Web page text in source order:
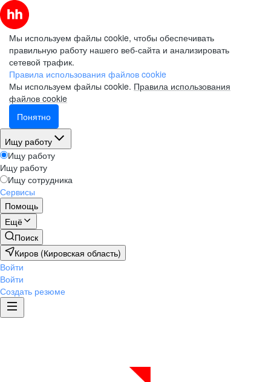
Мы используем файлы cookie, чтобы обеспечивать
правильную работу нашего веб-сайта и анализировать
сетевой трафик.
Правила использования файлов cookie
Мы используем файлы cookie. Правила использования
файлов cookie
Понятно
Ищу работу
Ищу работу
Ищу работу
Ищу сотрудника
Сервисы
Помощь
Ещё
Поиск
Киров (Кировская область)
Войти
Войти
Создать резюме